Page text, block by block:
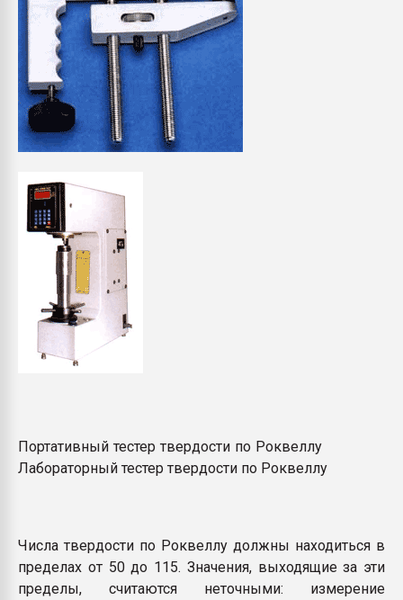
Портативный тестер твердости по Роквеллу
Лабораторный тестер твердости по Роквеллу
Числа твердости по Роквеллу должны находиться в
пределах от 50 до 115. Значения, выходящие за эти
пределы, считаются неточными: измерение